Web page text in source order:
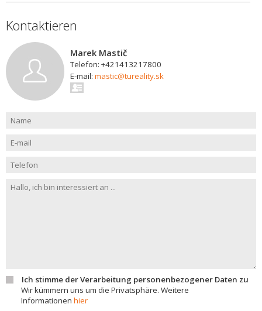
Kontaktieren
Marek Mastič
Telefon: +421413217800
E-mail: mastic@tureality.sk
Ich stimme der Verarbeitung personenbezogener Daten zu
Wir kümmern uns um die Privatsphäre. Weitere
Informationen hier